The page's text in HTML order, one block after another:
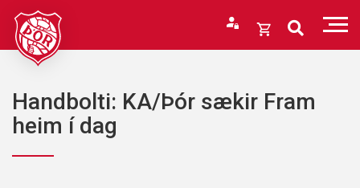
Fara
efni
Opna
Karfan þín
Karfan er tóm.
Handbolti: KA/Þór sækir Fram
heim í dag